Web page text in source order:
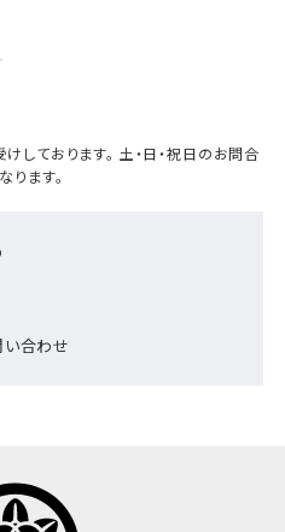
い合わせ
しております。 土・日・祝日のお問合
ます。